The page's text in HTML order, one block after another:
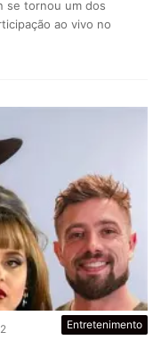
se tornou um dos
ao vivo no
Entretenimento